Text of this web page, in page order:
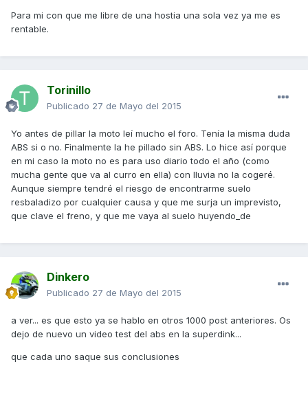
Para mi con que me libre de una hostia una sola vez ya me es
rentable.
Torinillo
Publicado 27 de Mayo del 2015
Yo antes de pillar la moto leí mucho el foro. Tenía la misma duda
ABS si o no. Finalmente la he pillado sin ABS. Lo hice así porque
en mi caso la moto no es para uso diario todo el año (como
mucha gente que va al curro en ella) con lluvia no la cogeré.
Aunque siempre tendré el riesgo de encontrarme suelo
resbaladizo por cualquier causa y que me surja un imprevisto,
que clave el freno, y que me vaya al suelo huyendo_de
Dinkero
Publicado 27 de Mayo del 2015
a ver... es que esto ya se hablo en otros 1000 post anteriores. Os
dejo de nuevo un video test del abs en la superdink...
que cada uno saque sus conclusiones